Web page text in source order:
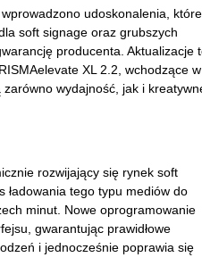
udoskonalenia, które
soft signage oraz grubszych
producenta. Aktualizacje
XL 2.2, wchodzące w
zarówno wydajność, jak i
rozwijający się rynek soft
ładowania tego typu mediów do
minut. Nowe oprogramowanie
gwarantując prawidłowe
i jednocześnie poprawia się